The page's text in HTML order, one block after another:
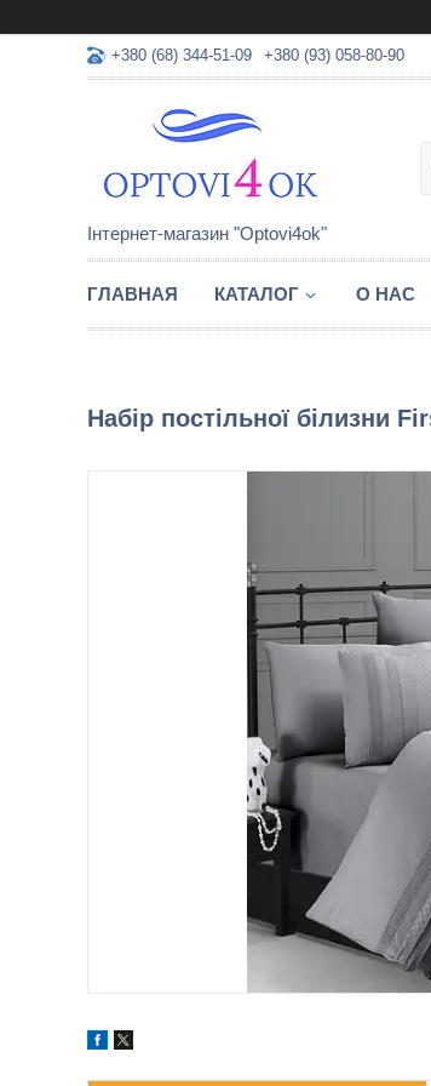
+380 (68) 344-51-09 +380 (93) 058-80-90
Інтернет-магазин "Optovi4ok"
ГЛАВНАЯ КАТАЛОГ О НАС
Набір постільної білизни